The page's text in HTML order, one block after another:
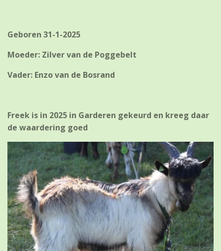
Geboren 31-1-2025
Moeder: Zilver van de Poggebelt
Vader: Enzo van de Bosrand
Freek is in 2025 in Garderen gekeurd en kreeg daar
de waardering goed